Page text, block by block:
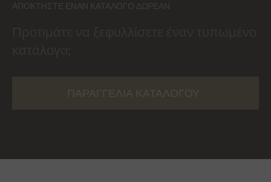
ΑΠΟΚΤΉΣΤΕ ΈΝΑΝ ΚΑΤΆΛΟΓΟ ΔΩΡΕΆΝ